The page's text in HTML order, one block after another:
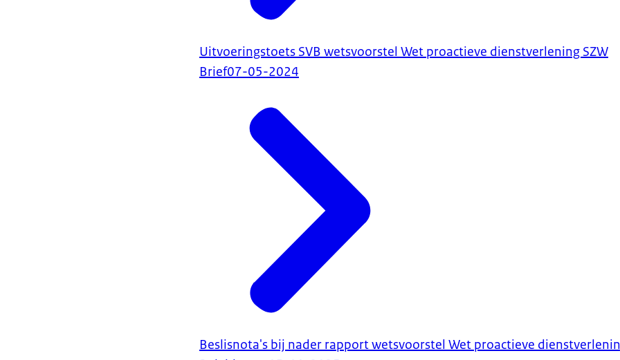
Uitvoeringstoets SVB wetsvoorstel Wet proactieve dienstverlening SZW
Brief07-05-2024
Beslisnota's bij nader rapport wetsvoorstel Wet proactieve